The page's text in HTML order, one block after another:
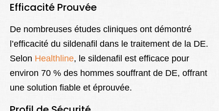
Efficacité Prouvée
De nombreuses études cliniques ont démontré
l’efficacité du sildenafil dans le traitement de la DE.
Selon Healthline, le sildenafil est efficace pour
environ 70 % des hommes souffrant de DE, offrant
une solution fiable et éprouvée.